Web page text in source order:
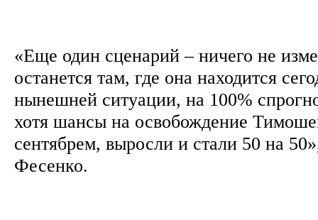
«Еще один сценарий – ничего не
останется там, где она находится
нынешней ситуации, на 100%
хотя шансы на освобождение
сентябрем, выросли и стали 50 на
Фесенко.